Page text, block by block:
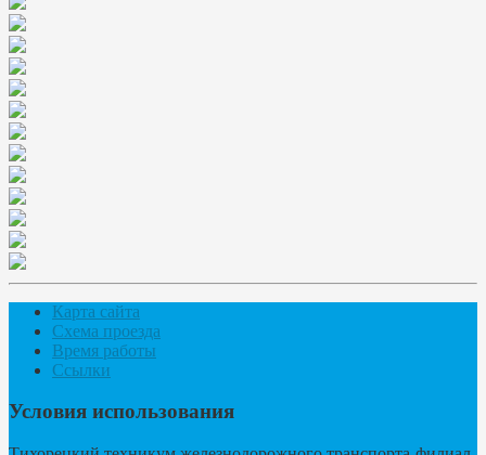
Карта сайта
Схема проезда
Время работы
Ссылки
Условия использования